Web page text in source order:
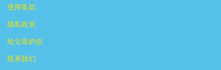
使用条款
隐私政策
给父母的信
联系我们